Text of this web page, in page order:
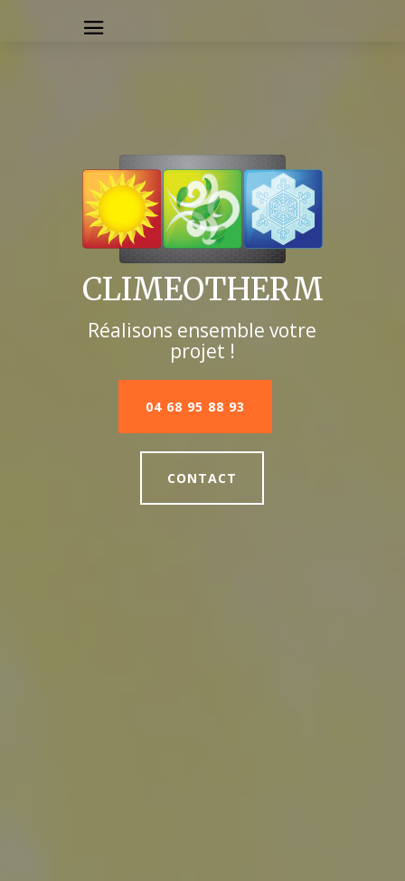
CLIMEOTHERM
Réalisons ensemble votre
projet !
04 68 95 88 93
CONTACT